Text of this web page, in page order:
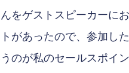
をゲストスピーカーに
があったので、参加し
のが私のセールスポイ